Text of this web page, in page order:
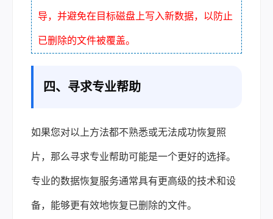
导，并避免在目标磁盘上写入新数据，以防止
已删除的文件被覆盖。
四、寻求专业帮助
如果您对以上方法都不熟悉或无法成功恢复照
片，那么寻求专业帮助可能是一个更好的选择。
专业的数据恢复服务通常具有更高级的技术和设
备，能够更有效地恢复已删除的文件。